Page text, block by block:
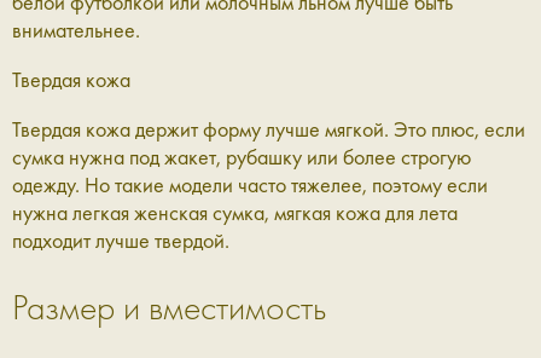
внимательнее.
Твердая кожа
Твердая кожа держит форму лучше мягкой. Это плюс, если
сумка нужна под жакет, рубашку или более строгую
одежду. Но такие модели часто тяжелее, поэтому если
нужналегкая женская сумка, мягкая кожа для лета
подходит лучше твердой.
Размер и вместимость